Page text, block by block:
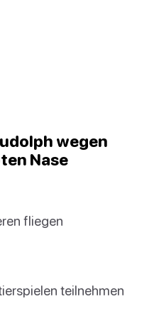
wegen
Nase
fliegen
teilnehmen